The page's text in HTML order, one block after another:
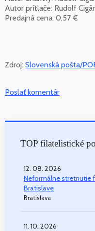
Autor prítlače: Rudolf
Predajná cena: 0,57 €
Zdroj: Slovenská pošta/
Poslať komentár
TOP filatelistické
12. 08. 2026
Neformálne stretnutie
Bratislave
Bratislava
11. 10. 2026